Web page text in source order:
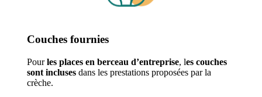
Couches fournies
Pourles places en berceau d’entreprise, les couches
sont incluses dans les prestations proposées par la
crèche.